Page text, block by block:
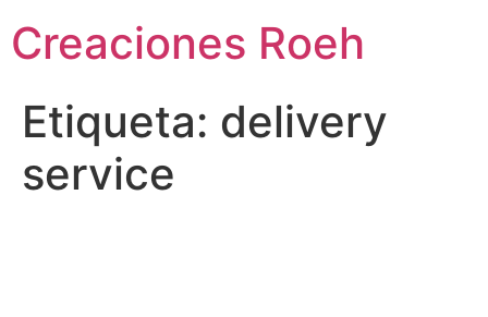
contenido
Creaciones Roeh
Etiqueta: delivery
service